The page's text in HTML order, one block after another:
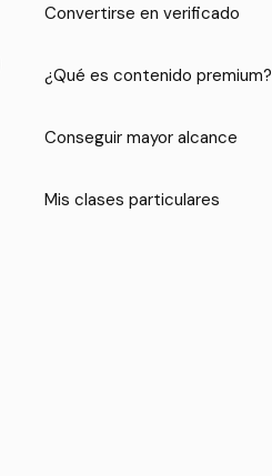
Convertirse en verificado
¿Qué es contenido premium?
Conseguir mayor alcance
Mis clases particulares